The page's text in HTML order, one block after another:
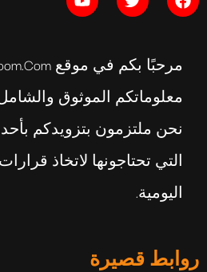
معلوماتكم الموثوق
نحن ملتزمون بتزويدكم
التي تحتاجونها لاتخاذ
اليومية.
روابط قصيرة